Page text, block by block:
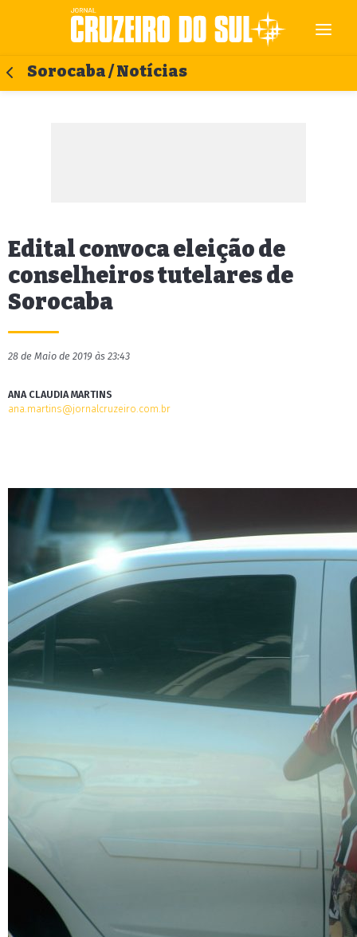
Sorocaba / Notícias
Edital convoca eleição de
conselheiros tutelares de
Sorocaba
28 de Maio de 2019 às 23:43
ANA CLAUDIA MARTINS
ana.martins@jornalcruzeiro.com.br